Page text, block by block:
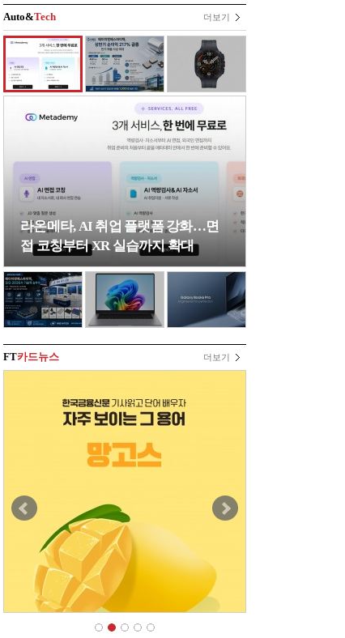
Auto&Tech 더보기
라온메타, AI 취업 플랫폼 강화…면
접 코칭부터 XR 실습까지 확대
FT카드뉴스 더보기